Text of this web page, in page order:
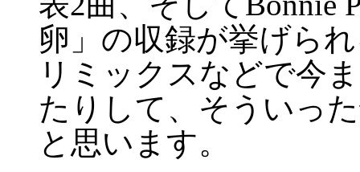
卵」の収録が挙げら
リミックスなどで今
たりして、そういっ
と思います。